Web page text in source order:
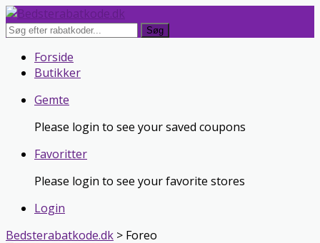
Søg
Skip Forside
Butikker
Gemte
Please login to see your saved coupons
Favoritter
Please login to see your favorite stores
Login
Bedsterabatkode.dk > Foreo